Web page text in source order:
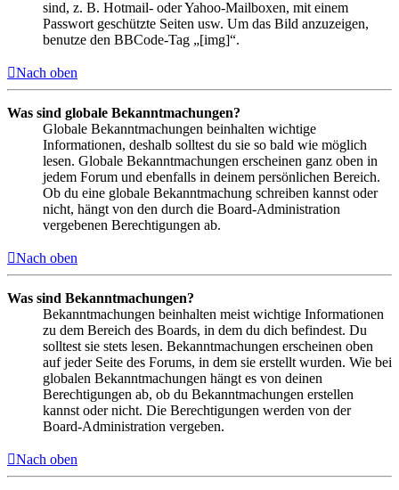
sind, z. B. Hotmail- oder Yahoo-Mailboxen, mit einem
Passwort geschützte Seiten usw. Um das Bild anzuzeigen,
benutze den BBCode-Tag „[img]“.
Nach oben
Was sind globale Bekanntmachungen?
Globale Bekanntmachungen beinhalten wichtige
Informationen, deshalb solltest du sie so bald wie möglich
lesen. Globale Bekanntmachungen erscheinen ganz oben in
jedem Forum und ebenfalls in deinem persönlichen Bereich.
Ob du eine globale Bekanntmachung schreiben kannst oder
nicht, hängt von den durch die Board-Administration
vergebenen Berechtigungen ab.
Nach oben
Was sind Bekanntmachungen?
Bekanntmachungen beinhalten meist wichtige Informationen
zu dem Bereich des Boards, in dem du dich befindest. Du
solltest sie stets lesen. Bekanntmachungen erscheinen oben
auf jeder Seite des Forums, in dem sie erstellt wurden. Wie bei
globalen Bekanntmachungen hängt es von deinen
Berechtigungen ab, ob du Bekanntmachungen erstellen
kannst oder nicht. Die Berechtigungen werden von der
Board-Administration vergeben.
Nach oben